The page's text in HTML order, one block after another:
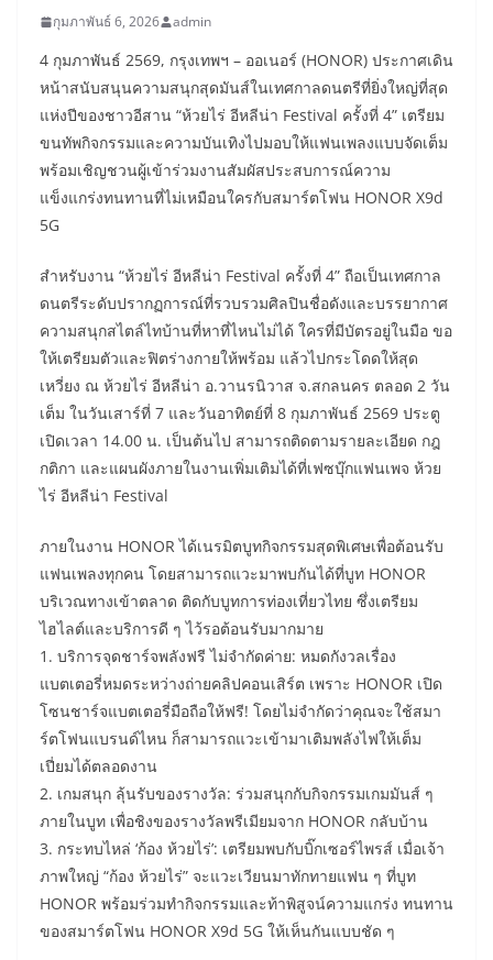
กุมภาพันธ์ 6, 2026 admin
4 กุมภาพันธ์ 2569, กรุงเทพฯ – ออเนอร์ (HONOR) ประกาศเดิน
หน้าสนับสนุนความสนุกสุดมันส์ในเทศกาลดนตรีที่ยิ่งใหญ่ที่สุด
แห่งปีของชาวอีสาน “ห้วยไร่ อีหลีน่า Festival ครั้งที่ 4” เตรียม
ขนทัพกิจกรรมและความบันเทิงไปมอบให้แฟนเพลงแบบจัดเต็ม
พร้อมเชิญชวนผู้เข้าร่วมงานสัมผัสประสบการณ์ความ
แข็งแกร่งทนทานที่ไม่เหมือนใครกับสมาร์ตโฟน HONOR X9d
5G
สำหรับงาน “ห้วยไร่ อีหลีน่า Festival ครั้งที่ 4” ถือเป็นเทศกาล
ดนตรีระดับปรากฏการณ์ที่รวบรวมศิลปินชื่อดังและบรรยากาศ
ความสนุกสไตล์ไทบ้านที่หาที่ไหนไม่ได้ ใครที่มีบัตรอยู่ในมือ ขอ
ให้เตรียมตัวและฟิตร่างกายให้พร้อม แล้วไปกระโดดให้สุด
เหวี่ยง ณ ห้วยไร่ อีหลีน่า อ.วานรนิวาส จ.สกลนคร ตลอด 2 วัน
เต็ม ในวันเสาร์ที่ 7 และวันอาทิตย์ที่ 8 กุมภาพันธ์ 2569 ประตู
เปิดเวลา 14.00 น. เป็นต้นไป สามารถติดตามรายละเอียด กฎ
กติกา และแผนผังภายในงานเพิ่มเติมได้ที่เฟซบุ๊กแฟนเพจ ห้วย
ไร่ อีหลีน่า Festival
ภายในงาน HONOR ได้เนรมิตบูทกิจกรรมสุดพิเศษเพื่อต้อนรับ
แฟนเพลงทุกคน โดยสามารถแวะมาพบกันได้ที่บูท HONOR
บริเวณทางเข้าตลาด ติดกับบูทการท่องเที่ยวไทย ซึ่งเตรียม
ไฮไลต์และบริการดี ๆ ไว้รอต้อนรับมากมาย
1. บริการจุดชาร์จพลังฟรี ไม่จำกัดค่าย: หมดกังวลเรื่อง
แบตเตอรี่หมดระหว่างถ่ายคลิปคอนเสิร์ต เพราะ HONOR เปิด
โซนชาร์จแบตเตอรี่มือถือให้ฟรี! โดยไม่จำกัดว่าคุณจะใช้สมา
ร์ตโฟนแบรนด์ไหน ก็สามารถแวะเข้ามาเติมพลังไฟให้เต็ม
เปี่ยมได้ตลอดงาน
2. เกมสนุก ลุ้นรับของรางวัล: ร่วมสนุกกับกิจกรรมเกมมันส์ ๆ
ภายในบูท เพื่อชิงของรางวัลพรีเมียมจาก HONOR กลับบ้าน
3. กระทบไหล่ ‘ก้อง ห้วยไร่’: เตรียมพบกับบิ๊กเซอร์ไพรส์ เมื่อเจ้า
ภาพใหญ่ “ก้อง ห้วยไร่” จะแวะเวียนมาทักทายแฟน ๆ ที่บูท
HONOR พร้อมร่วมทำกิจกรรมและท้าพิสูจน์ความแกร่ง ทนทาน
ของสมาร์ตโฟน HONOR X9d 5G ให้เห็นกันแบบชัด ๆ